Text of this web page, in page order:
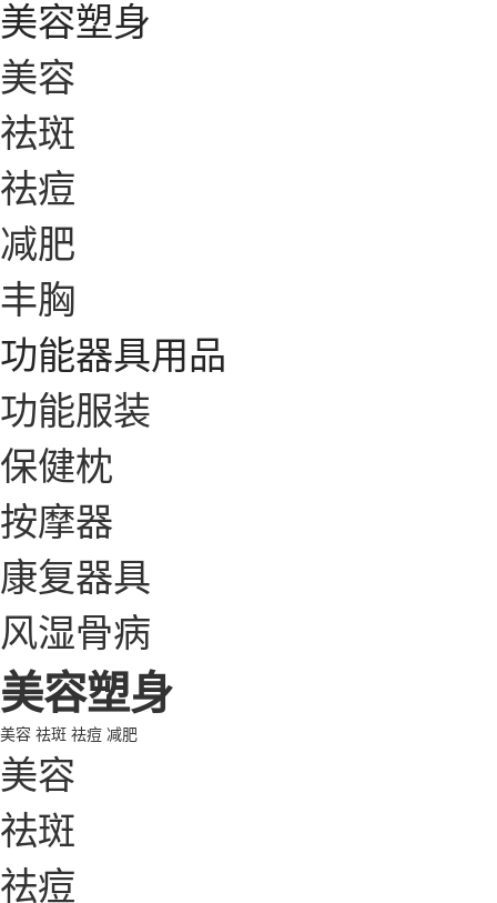
美容塑身
美容
祛斑
祛痘
减肥
丰胸
功能器具用品
功能服装
保健枕
按摩器
康复器具
风湿骨病
美容塑身
美容 祛斑 祛痘 减肥
美容
祛斑
祛痘